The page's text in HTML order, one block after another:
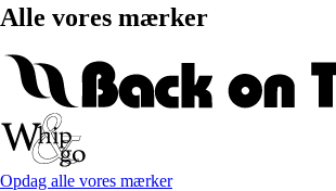
Alle vores mærker
Opdag alle vores mærker